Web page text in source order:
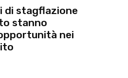
di stagflazione
stanno
nei